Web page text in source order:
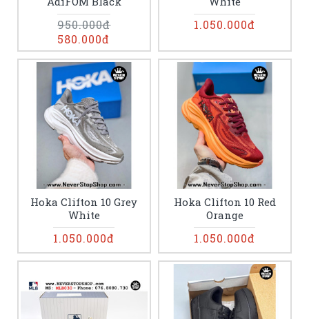
580.000đ
950.000đ 1.050.000đ
Hoka Clifton 10 Grey
White
1.050.000đ
Hoka Clifton 10 Red
Orange
1.050.000đ